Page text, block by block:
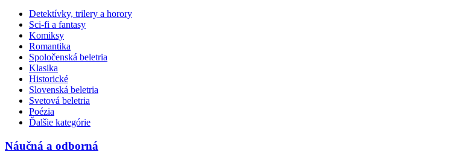
Detektívky, trilery a horory
Sci-fi a fantasy
Komiksy
Romantika
Spoločenská beletria
Klasika
Historické
Slovenská beletria
Svetová beletria
Poézia
Ďalšie kategórie
Náučná a odborná